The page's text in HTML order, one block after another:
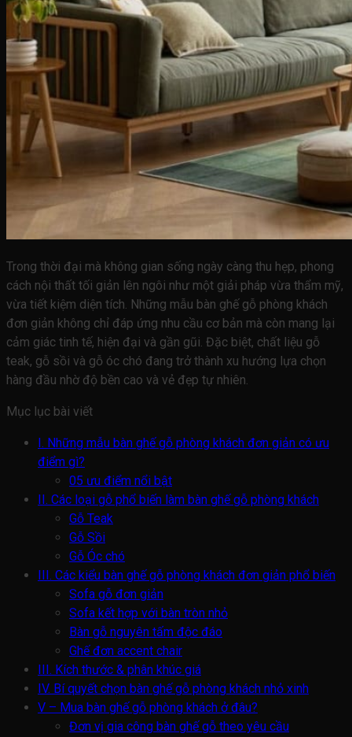
Trong thời đại mà không gian sống ngày càng thu hẹp, phong
cách nội thất tối giản lên ngôi như một giải pháp vừa thẩm mỹ,
vừa tiết kiệm diện tích. Những mẫu bàn ghế gỗ phòng khách
đơn giản không chỉ đáp ứng nhu cầu cơ bản mà còn mang lại
cảm giác tinh tế, hiện đại và gần gũi. Đặc biệt, chất liệu gỗ
teak, gỗ sồi và gỗ óc chó đang trở thành xu hướng lựa chọn
hàng đầu nhờ độ bền cao và vẻ đẹp tự nhiên.
Mục lục bài viết
I. Những mẫu bàn ghế gỗ phòng khách đơn giản có ưu
điểm gì?
05 ưu điểm nổi bật
II. Các loại gỗ phổ biến làm bàn ghế gỗ phòng khách
Gỗ Teak
Gỗ Sồi
Gỗ Óc chó
III. Các kiểu bàn ghế gỗ phòng khách đơn giản phổ biến
Sofa gỗ đơn giản
Sofa kết hợp với bàn tròn nhỏ
Bàn gỗ nguyên tấm độc đáo
Ghế đơn accent chair
III. Kích thước & phân khúc giá
IV. Bí quyết chọn bàn ghế gỗ phòng khách nhỏ xinh
V – Mua bàn ghế gỗ phòng khách ở đâu?
Đơn vị gia công bàn ghế gỗ theo yêu cầu